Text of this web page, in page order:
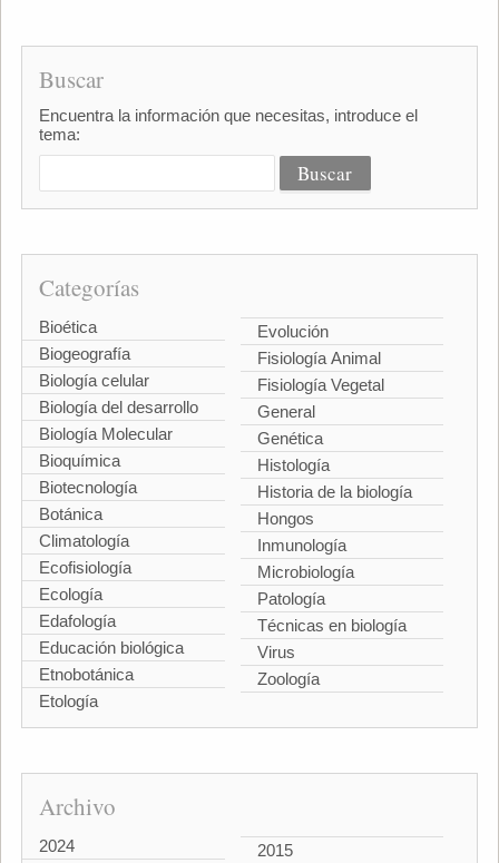
Buscar
Encuentra la información que necesitas, introduce el
tema:
Categorías
Bioética
Biogeografía
Biología celular
Biología del desarrollo
Biología Molecular
Bioquímica
Biotecnología
Botánica
Climatología
Ecofisiología
Ecología
Edafología
Educación biológica
Etnobotánica
Etología
Evolución
Fisiología Animal
Fisiología Vegetal
General
Genética
Histología
Historia de la biología
Hongos
Inmunología
Microbiología
Patología
Técnicas en biología
Virus
Zoología
Archivo
2024 2015